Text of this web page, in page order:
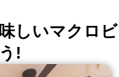
しいマクロビ
!